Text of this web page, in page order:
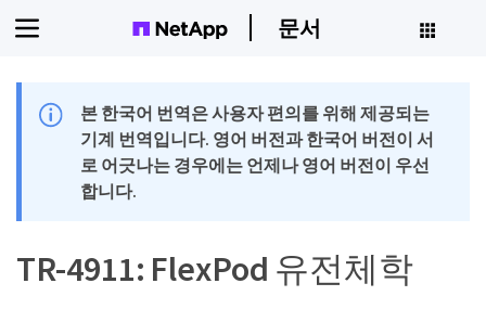
문서
본 한국어 번역은 사용자 편의를 위해 제공되는
기계 번역입니다. 영어 버전과 한국어 버전이 서
로 어긋나는 경우에는 언제나 영어 버전이 우선
합니다.
TR-4911: FlexPod 유전체학